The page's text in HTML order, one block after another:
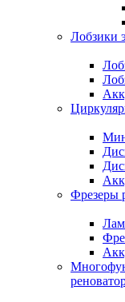
Лобзики
Фрезеры